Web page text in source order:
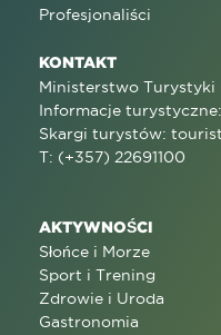
Profesjonaliści
KONTAKT
Ministerstwo Turystyki
Informacje turystyczne:
Skargi turystów:
T: (+357) 22691100
AKTYWNOŚCI
Słońce i Morze
Sport i Trening
Zdrowie i Uroda
Gastronomia